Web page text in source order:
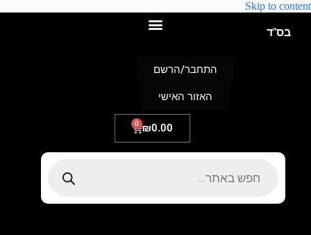
Skip to content
בס"ד
₪0.00
0
התחבר/הרשם
האזור האישי